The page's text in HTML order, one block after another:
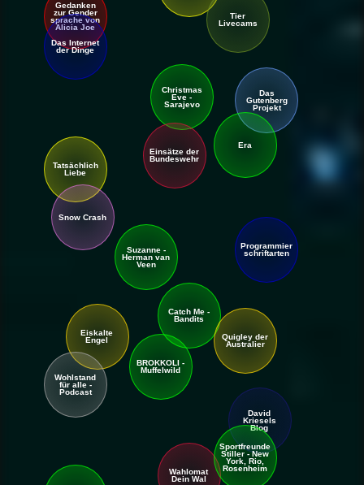
Gedanken
zur Gender
sprache von
Alicia Joe
Tier
Livecams
Das Internet
der Dinge
Christmas
Eve -
Sarajevo
Das
Gutenberg
Projekt
Tatsächlich
Liebe
Einsätze der
Bundeswehr
Era
Snow Crash
Suzanne -
Herman van
Veen
Programmier
schriftarten
Eiskalte
Engel
Catch Me -
Bandits
Quigley der
Australier
Western
Wohlstand
für alle -
Podcast
BROKKOLI -
Muffelwild
David
Kriesels
Blog
Wahlomat
Dein Wal
Sportfreunde
Stiller - New
York, Rio,
Rosenheim